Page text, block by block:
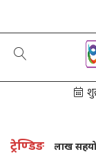
ट्रेण्डिङ
३ लाख सहयोग